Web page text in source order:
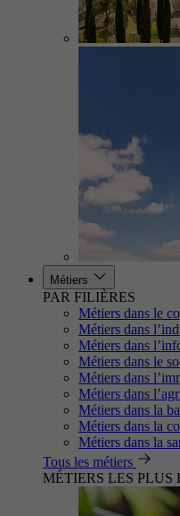
Métiers
PAR FILIÈRES
Métiers dans le
Métiers dans
Métiers dans
Métiers dans le
Métiers dans
Métiers dans
Métiers dans la
Métiers dans la
Métiers dans la
Tous les métiers
MÉTIERS LES PLUS